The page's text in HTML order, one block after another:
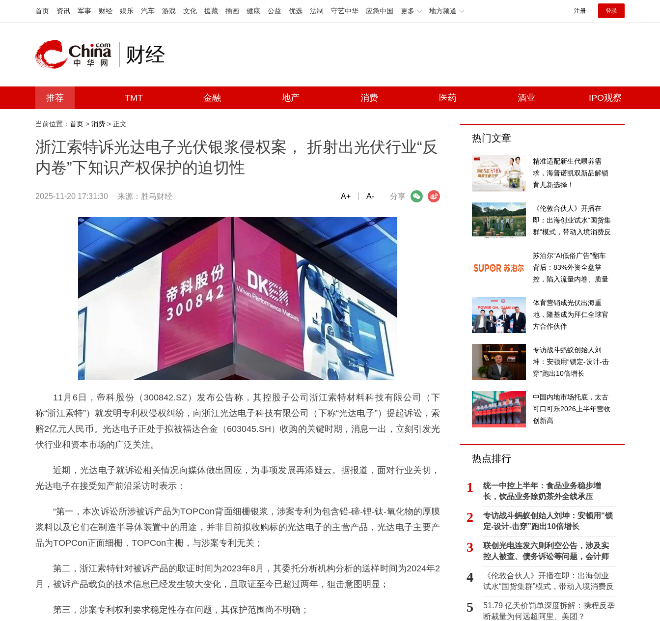
首页 资讯 军事 财经 娱乐 汽车 游戏 文化 援藏 插画 健康 公益 优选 法制 守艺中华 应急中国 更多 地方频道 注册 登录
财经
推荐 TMT 金融 地产 消费 医药 酒业 IPO观察
当前位置： 首页 > 消费 > 正文
浙江索特诉光达电子光伏银浆侵权案， 折射出光伏行业“反
内卷”下知识产权保护的迫切性
2025-11-20 17:31:30 来源：胜马财经 分享
微信 微博
A+ A-
11月6日，帝科股份（300842.SZ）发布公告称，其控股子公司浙江索特材料科技有限公司（下
称“浙江索特”）就发明专利权侵权纠纷，向浙江光达电子科技有限公司（下称“光达电子”）提起诉讼，索
赔2亿元人民币。光达电子正处于拟被福达合金（603045.SH）收购的关键时期，消息一出，立刻引发光
伏行业和资本市场的广泛关注。
近期，光达电子就诉讼相关情况向媒体做出回应，为事项发展再添疑云。据报道，面对行业关切，
光达电子在接受知产前沿采访时表示：
“第一，本次诉讼所涉被诉产品为TOPCon背面细栅银浆，涉案专利为包含铅-碲-锂-钛-氧化物的厚膜
浆料以及它们在制造半导体装置中的用途，并非目前拟收购标的光达电子的主营产品，光达电子主要产
品为TOPCon正面细栅，TOPCon主栅，与涉案专利无关；
第二，浙江索特针对被诉产品的取证时间为2023年8月，其委托分析机构分析的送样时间为2024年2
月，被诉产品载负的技术信息已经发生较大变化，且取证至今已超过两年，狙击意图明显；
第三，涉案专利权利要求稳定性存在问题，其保护范围尚不明确；
热门文章
精准适配新生代喂养需
求，海普诺凯双新品解锁
育儿新选择！
《伦敦合伙人》开播在
即：出海创业试水“国货集
群”模式，带动入境消费反
苏泊尔“AI低俗广告”翻车
背后：83%外资全盘掌
控，陷入流量内卷、质量
体育营销成光伏出海重
地，隆基成为拜仁全球官
方合作伙伴
专访战斗蚂蚁创始人刘
坤：安顿用“锁定-设计-击
穿”跑出10倍增长
中国内地市场托底，太古
可口可乐2026上半年营收
创新高
热点排行
1
统一中控上半年：食品业务稳步增
长，饮品业务除奶茶外全线承压
2
专访战斗蚂蚁创始人刘坤：安顿用“锁
定-设计-击穿”跑出10倍增长
3
联创光电连发六则利空公告，涉及实
控人被查、债务诉讼等问题，会计师
事务所曾出具“保留意见”
4
《伦敦合伙人》开播在即：出海创业
试水“国货集群”模式，带动入境消费反
向种草
5
51.79 亿天价罚单深度拆解：携程反垄
断裁量为何远超阿里、美团？